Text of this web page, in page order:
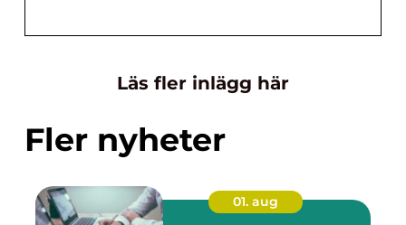
Läs fler inlägg här
Fler nyheter
01. aug